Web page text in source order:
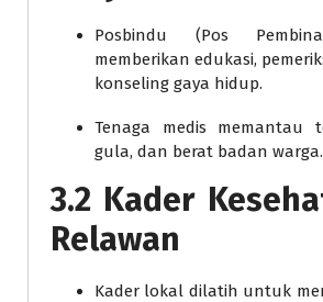
Posbindu (Pos
memberikan edukasi,
konseling gaya hidup.
Tenaga medis memantau
gula, dan berat badan warga.
3.2 Kader
Relawan
Kader lokal dilatih untuk